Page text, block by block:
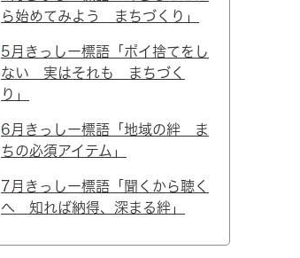
ら始めてみよう まちづくり」
5月きっしー標語「ポイ捨てをし
ない 実はそれも まちづく
り」
6月きっしー標語「地域の絆 ま
ちの必須アイテム」
7月きっしー標語「聞くから聴く
へ 知れば納得、深まる絆」